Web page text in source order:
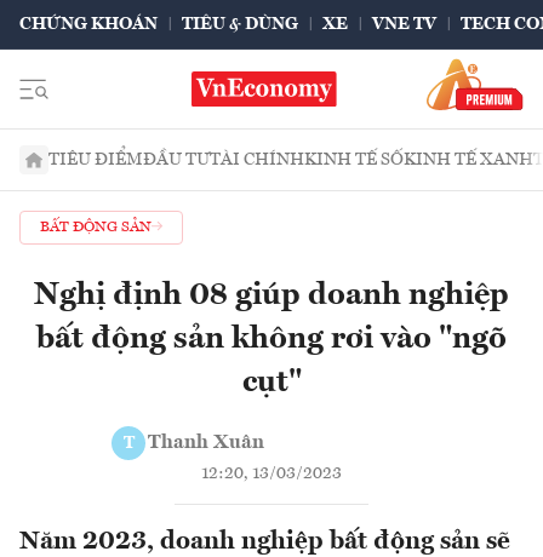
CHỨNG KHOÁN TIÊU & DÙNG XE VNE TV TECH
TIÊU ĐIỂMĐẦU TƯTÀI CHÍNHKINH TẾ SỐKINH TẾ XANH
BẤT ĐỘNG SẢN
Nghị định 08 giúp doanh nghiệp
bất động sản không rơi vào "ngõ
cụt"
T Thanh Xuân
12:20, 13/03/2023
Năm 2023, doanh nghiệp bất động sản sẽ